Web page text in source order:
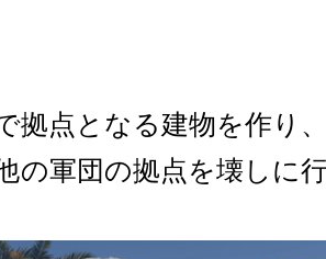
拠点となる建物を作り
の軍団の拠点を壊しに